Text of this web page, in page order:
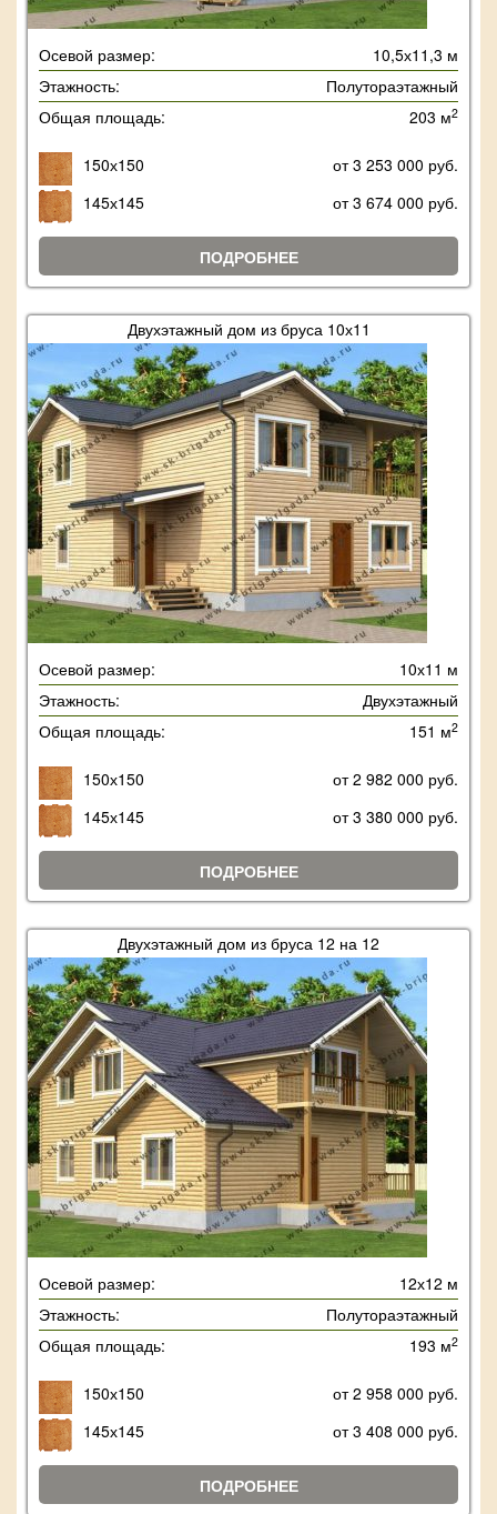
Осевой размер:
10,5х11,3 м
Этажность:
Полутораэтажный
Общая площадь:
203 м2
150х150
от 3 253 000 руб.
145х145
от 3 674 000 руб.
ПОДРОБНЕЕ
Двухэтажный дом из бруса 10х11
Осевой размер:
10х11 м
Этажность:
Двухэтажный
Общая площадь:
151 м2
150х150
от 2 982 000 руб.
145х145
от 3 380 000 руб.
ПОДРОБНЕЕ
Двухэтажный дом из бруса 12 на 12
Осевой размер:
12х12 м
Этажность:
Полутораэтажный
Общая площадь:
193 м2
150х150
от 2 958 000 руб.
145х145
от 3 408 000 руб.
ПОДРОБНЕЕ